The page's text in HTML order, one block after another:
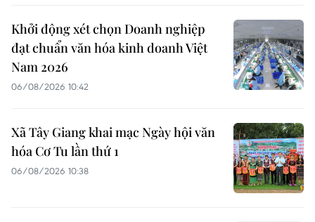
Khởi động xét chọn Doanh nghiệp
đạt chuẩn văn hóa kinh doanh Việt
Nam 2026
06/08/2026 10:42
Xã Tây Giang khai mạc Ngày hội văn
hóa Cơ Tu lần thứ 1
06/08/2026 10:38